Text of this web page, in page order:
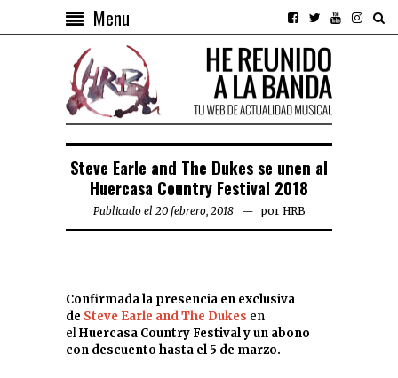
Menu
Steve Earle and The Dukes se unen al
Huercasa Country Festival 2018
Publicado el 20 febrero, 2018 por HRB
Confirmada la presencia en exclusiva
de Steve Earle and The Dukes en
elHuercasa Country Festival y un abono
con descuento hasta el 5 de marzo.